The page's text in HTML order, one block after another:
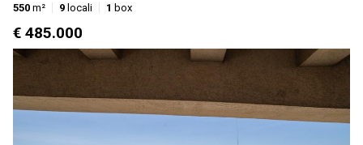
550 m² 9 locali 1 box
€ 485.000